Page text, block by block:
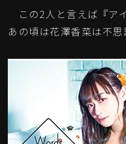
この2人と言えば『ア
あの頃は花澤香菜は不思